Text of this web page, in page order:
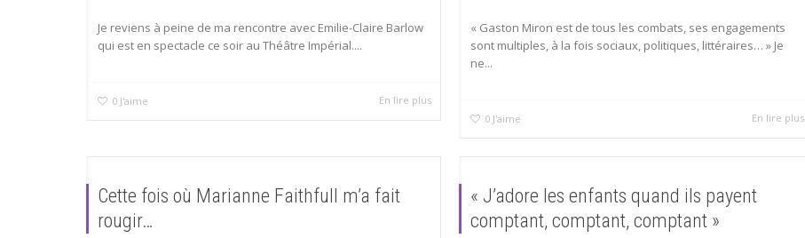
Je reviens à peine de ma rencontre avec Emilie-Claire Barlow
qui est en spectacle ce soir au Théâtre Impérial....
0 J'aime En lire plus
« Gaston Miron est de tous les combats, ses engagements
sont multiples, à la fois sociaux, politiques, littéraires… » Je
ne...
0 J'aime En lire plus
Cette fois où Marianne Faithfull m’a fait
rougir…
« J’adore les enfants quand ils payent
comptant, comptant, comptant »